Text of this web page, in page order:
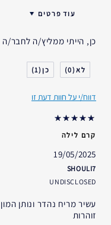
עובדות על הפורמולה
נבדק על-ידי רופאי עור
(נון-אקנג'ני)
עוד פרטים
סוג העור
דאגות העור
כן, הייתי ממליץ/ה לחבר/ה
0
1
דווח/י על חוות דעת זו
קרם לילה
19/05/2025
SHOULI7
UNDISCLOSED
עשיר מריח נהדר ונותן
זוהרות